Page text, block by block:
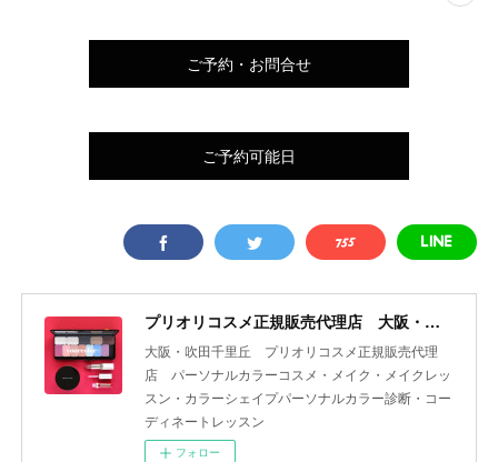
ご予約・お問合せ
ご予約可能日
プリオリコスメ正規販売代理店 大阪・吹田 yourcolor+
大阪・吹田千里丘 プリオリコスメ正規販売代理
店 パーソナルカラーコスメ・メイク・メイクレッ
スン・カラーシェイプパーソナルカラー診断・コー
ディネートレッスン
フォロー